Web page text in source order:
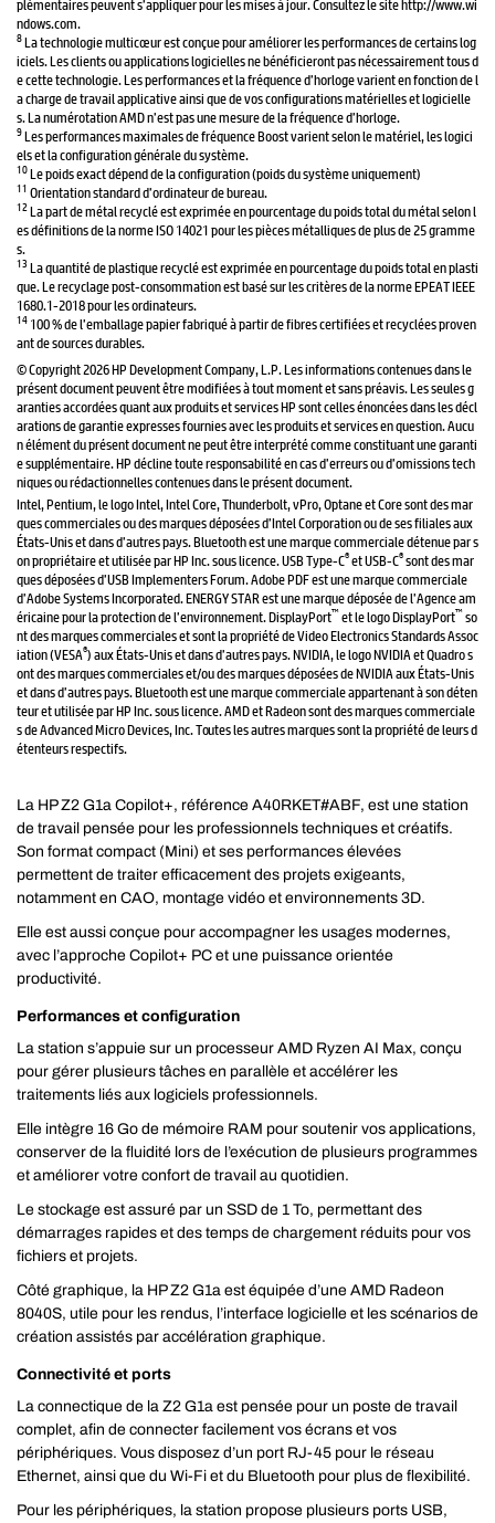
plémentaires peuvent s’appliquer pour les mises à jour. Consultez le site http://www.wi
ndows.com.
8La technologie multicœur est conçue pour améliorer les performances de certains log
iciels. Les clients ou applications logicielles ne bénéficieront pas nécessairement tous d
e cette technologie. Les performances et la fréquence d’horloge varient en fonction de l
a charge de travail applicative ainsi que de vos configurations matérielles et logicielle
s. La numérotation AMD n’est pas une mesure de la fréquence d’horloge.
9Les performances maximales de fréquence Boost varient selon le matériel, les logici
els et la configuration générale du système.
10Le poids exact dépend de la configuration (poids du système uniquement)
11 Orientation standard d’ordinateur de bureau.
12La part de métal recyclé est exprimée en pourcentage du poids total du métal selon l
es définitions de la norme ISO 14021 pour les pièces métalliques de plus de 25 gramme
s.
13 La quantité de plastique recyclé est exprimée en pourcentage du poids total en plasti
que. Le recyclage post-consommation est basé sur les critères de la norme EPEAT IEEE
1680.1-2018 pour les ordinateurs.
14 100 % de l’emballage papier fabriqué à partir de fibres certifiées et recyclées proven
ant de sources durables.
© Copyright 2026 HP Development Company, L.P. Les informations contenues dans le
présent document peuvent être modifiées à tout moment et sans préavis. Les seules g
aranties accordées quant aux produits et services HP sont celles énoncées dans les décl
arations de garantie expresses fournies avec les produits et services en question. Aucu
n élément du présent document ne peut être interprété comme constituant une garanti
e supplémentaire. HP décline toute responsabilité en cas d’erreurs ou d’omissions tech
niques ou rédactionnelles contenues dans le présent document.
Intel, Pentium, le logo Intel, Intel Core, Thunderbolt, vPro, Optane et Core sont des mar
ques commerciales ou des marques déposées d’Intel Corporation ou de ses filiales aux
États-Unis et dans d’autres pays. Bluetooth est une marque commerciale détenue par s
on propriétaire et utilisée par HP Inc. sous licence. USB Type-C®et USB-C®sont des mar
ques déposées d’USB Implementers Forum. Adobe PDF est une marque commerciale
d’Adobe Systems Incorporated. ENERGY STAR est une marque déposée de l’Agence am
éricaine pour la protection de l’environnement. DisplayPort™et le logo DisplayPort™so
nt des marques commerciales et sont la propriété de Video Electronics Standards Assoc
iation (VESA®) aux États-Unis et dans d’autres pays. NVIDIA, le logo NVIDIA et Quadro s
ont des marques commerciales et/ou des marques déposées de NVIDIA aux États-Unis
et dans d’autres pays. Bluetooth est une marque commerciale appartenant à son déten
teur et utilisée par HP Inc. sous licence. AMD et Radeon sont des marques commerciale
s de Advanced Micro Devices, Inc. Toutes les autres marques sont la propriété de leurs d
étenteurs respectifs.
La HP Z2 G1a Copilot+, référence A40RKET#ABF, est une station
de travail pensée pour les professionnels techniques et créatifs.
Son format compact (Mini) et ses performances élevées
permettent de traiter efficacement des projets exigeants,
notamment en CAO, montage vidéo et environnements 3D.
Elle est aussi conçue pour accompagner les usages modernes,
avec l’approche Copilot+ PC et une puissance orientée
productivité.
Performances et configuration
La station s’appuie sur un processeur AMD Ryzen AI Max, conçu
pour gérer plusieurs tâches en parallèle et accélérer les
traitements liés aux logiciels professionnels.
Elle intègre 16 Go de mémoire RAM pour soutenir vos applications,
conserver de la fluidité lors de l’exécution de plusieurs programmes
et améliorer votre confort de travail au quotidien.
Le stockage est assuré par un SSD de 1 To, permettant des
démarrages rapides et des temps de chargement réduits pour vos
fichiers et projets.
Côté graphique, la HP Z2 G1a est équipée d’une AMD Radeon
8040S, utile pour les rendus, l’interface logicielle et les scénarios de
création assistés par accélération graphique.
Connectivité et ports
La connectique de la Z2 G1a est pensée pour un poste de travail
complet, afin de connecter facilement vos écrans et vos
périphériques. Vous disposez d’un port RJ-45 pour le réseau
Ethernet, ainsi que du Wi-Fi et du Bluetooth pour plus de flexibilité.
Pour les périphériques, la station propose plusieurs ports USB,